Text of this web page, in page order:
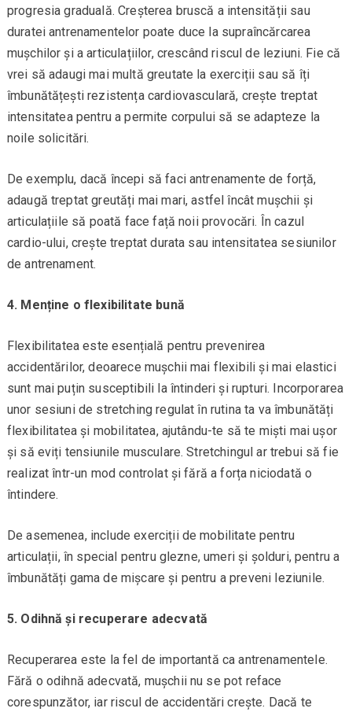
progresia graduală. Creșterea bruscă a intensității sau
duratei antrenamentelor poate duce la supraîncărcarea
mușchilor și a articulațiilor, crescând riscul de leziuni. Fie că
vrei să adaugi mai multă greutate la exerciții sau să îți
îmbunătățești rezistența cardiovasculară, crește treptat
intensitatea pentru a permite corpului să se adapteze la
noile solicitări.
De exemplu, dacă începi să faci antrenamente de forță,
adaugă treptat greutăți mai mari, astfel încât mușchii și
articulațiile să poată face față noii provocări. În cazul
cardio-ului, crește treptat durata sau intensitatea sesiunilor
de antrenament.
4. Menține o flexibilitate bună
Flexibilitatea este esențială pentru prevenirea
accidentărilor, deoarece mușchii mai flexibili și mai elastici
sunt mai puțin susceptibili la întinderi și rupturi. Incorporarea
unor sesiuni de stretching regulat în rutina ta va îmbunătăți
flexibilitatea și mobilitatea, ajutându-te să te miști mai ușor
și să eviți tensiunile musculare. Stretchingul ar trebui să fie
realizat într-un mod controlat și fără a forța niciodată o
întindere.
De asemenea, include exerciții de mobilitate pentru
articulații, în special pentru glezne, umeri și șolduri, pentru a
îmbunătăți gama de mișcare și pentru a preveni leziunile.
5. Odihnă și recuperare adecvată
Recuperarea este la fel de importantă ca antrenamentele.
Fără o odihnă adecvată, mușchii nu se pot reface
corespunzător, iar riscul de accidentări crește. Dacă te